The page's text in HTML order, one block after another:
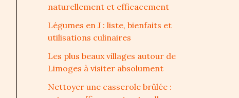
naturellement et efficacement
Légumes en J : liste, bienfaits et
utilisations culinaires
Les plus beaux villages autour de
Limoges à visiter absolument
Nettoyer une casserole brûlée :